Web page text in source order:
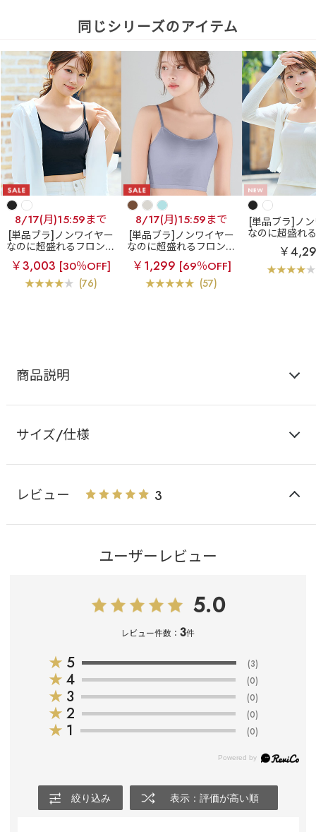
同じシリーズのアイテム
8/17(月)15:59まで
[単品ブラ]ノンワイヤー
なのに超盛れるフロント
ホックブラ
フロントホ
ック ブラトップ ノンワ
イヤー 超盛ブラ(R) 単品
ブラジャー
￥3,003 [30％OFF]
(76)
8/17(月)15:59まで
[単品ブラ]ノンワイヤー
なのに超盛れるフロント
ホックブラ
フロントホ
ック ブラトップ ノンワ
イヤー 超盛ブラ(R) 単品
ブラジャー
￥1,299 [69％OFF]
(57)
[単品ブラ]ノ
なのに超盛れ
リブ
ック ブラト
イヤー 超盛ブ
ブラジ
￥
商品説明
サイズ/仕様
レビュー 3
ユーザーレビュー
5.0
レビュー件数：3件
★ 5 (3)
★ 4 (0)
★ 3 (0)
★ 2 (0)
★ 1 (0)
絞り込み 表示：評価が高い順